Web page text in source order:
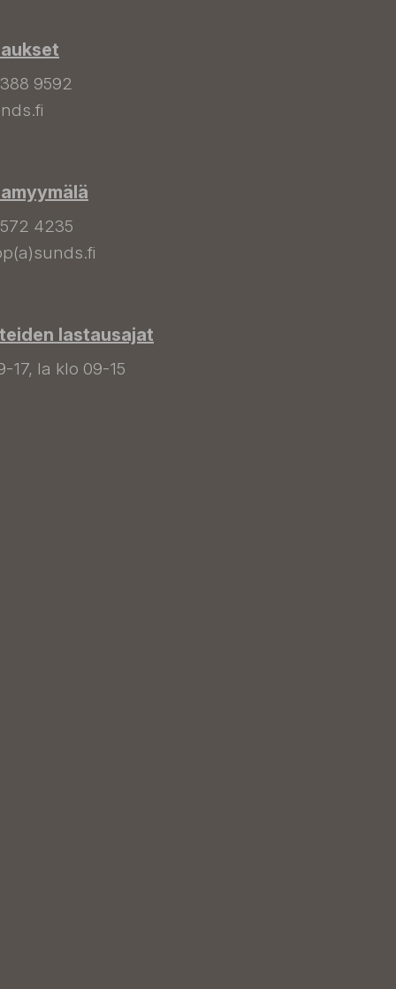
9592
4235
lastausajat
17, la klo 09-15